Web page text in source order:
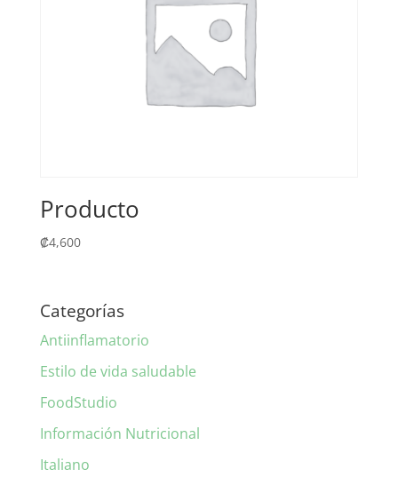
Producto
₡4,600
Categorías
Antiinflamatorio
Estilo de vida saludable
FoodStudio
Información Nutricional
Italiano